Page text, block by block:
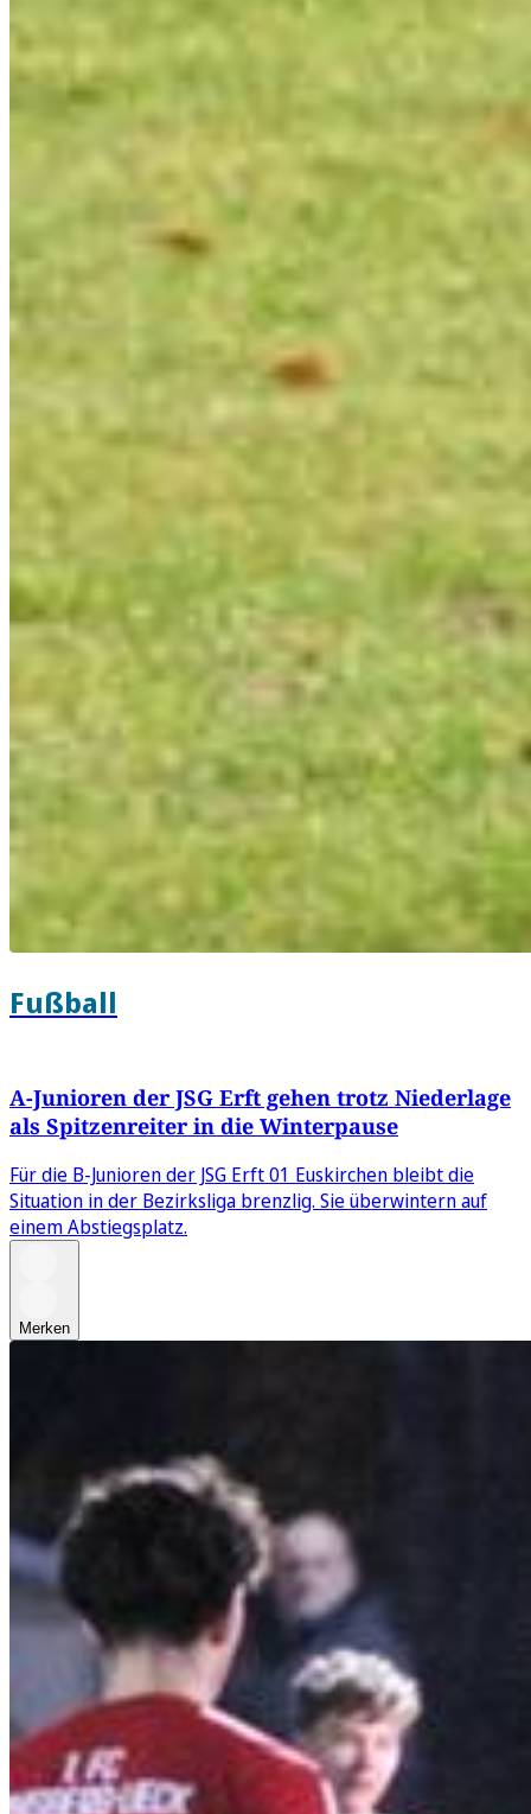
Fußball
A-Junioren der JSG Erft gehen trotz Niederlage
als Spitzenreiter in die Winterpause
Für die B-Junioren der JSG Erft 01 Euskirchen bleibt die
Situation in der Bezirksliga brenzlig. Sie überwintern auf
einem Abstiegsplatz.
Merken